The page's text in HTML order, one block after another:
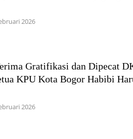
2026
Gratifikasi dan Dipecat
KPU Kota Bogor Habibi
2026